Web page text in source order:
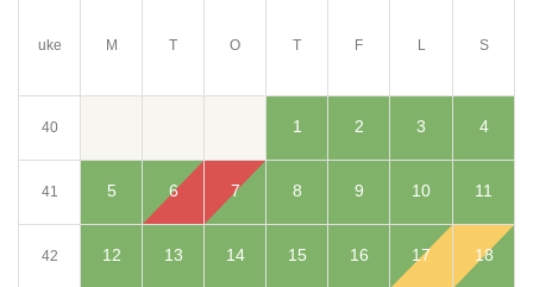
uke M T O T F L S
40 1 2 3 4
41 5 6 7 8 9 10 11
42 12 13 14 15 16 17 18